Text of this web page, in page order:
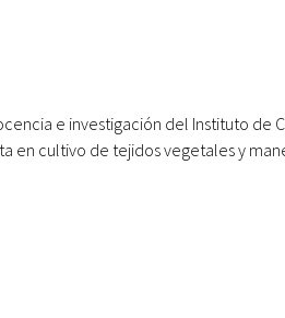
e investigación del Instituto de
en cultivo de tejidos vegetales y